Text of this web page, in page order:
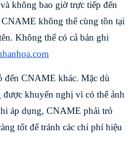
không bao giờ trực tiếp đến
không thể cùng tồn tại
Không thể có cả bản ghi
CNAME khác. Mặc dù
khuyến nghị vì có thể ảnh
áp dụng, CNAME phải trỏ
tốt để tránh các chi phí hiệu